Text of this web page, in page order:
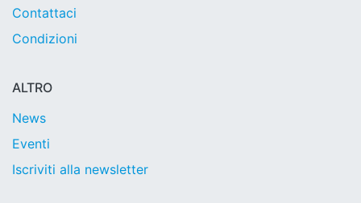
Contattaci
Condizioni
ALTRO
News
Eventi
Iscriviti alla newsletter